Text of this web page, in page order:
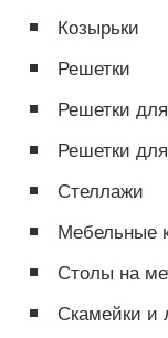
Козырьки
Решетки
Решетки
Решетки
Стеллажи
Мебельные
Столы на
Скамейки и